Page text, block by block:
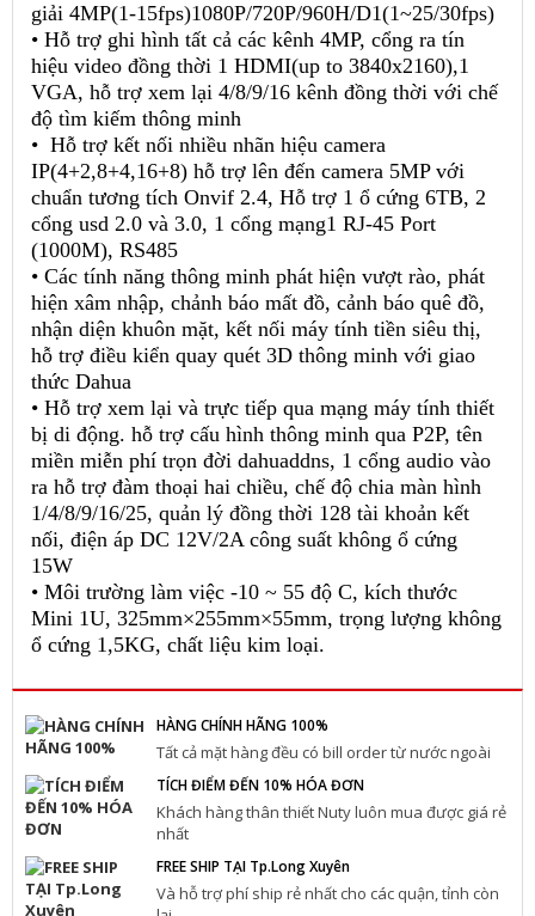
giải 4MP(1-15fps)1080P/720P/960H/D1(1~25/30fps)
• Hỗ trợ ghi hình tất cả các kênh 4MP, cổng ra tín
hiệu video đồng thời 1 HDMI(up to 3840x2160),1
VGA, hỗ trợ xem lại 4/8/9/16 kênh đồng thời với chế
độ tìm kiếm thông minh
• Hỗ trợ kết nối nhiều nhãn hiệu camera
IP(4+2,8+4,16+8) hỗ trợ lên đến camera 5MP với
chuẩn tương tích Onvif 2.4, Hỗ trợ 1 ổ cứng 6TB, 2
cổng usd 2.0 và 3.0, 1 cổng mạng1 RJ-45 Port
(1000M), RS485
• Các tính năng thông minh phát hiện vượt rào, phát
hiện xâm nhập, chảnh báo mất đồ, cảnh báo quê đồ,
nhận diện khuôn mặt, kết nối máy tính tiền siêu thị,
hỗ trợ điều kiển quay quét 3D thông minh với giao
thức Dahua
• Hỗ trợ xem lại và trực tiếp qua mạng máy tính thiết
bị di động. hỗ trợ cấu hình thông minh qua P2P, tên
miền miễn phí trọn đời dahuaddns, 1 cổng audio vào
ra hỗ trợ đàm thoại hai chiều, chế độ chia màn hình
1/4/8/9/16/25, quản lý đồng thời 128 tài khoản kết
nối, điện áp DC 12V/2A công suất không ổ cứng
15W
• Môi trường làm việc -10 ~ 55 độ C, kích thước
Mini 1U, 325mm×255mm×55mm, trọng lượng không
ổ cứng 1,5KG, chất liệu kim loại.
HÀNG CHÍNH HÃNG 100%
Tất cả mặt hàng đều có bill order từ nước ngoài
TÍCH ĐIỂM ĐẾN 10% HÓA ĐƠN
Khách hàng thân thiết Nuty luôn mua được giá rẻ
nhất
FREE SHIP TẠI Tp.Long Xuyên
Và hỗ trợ phí ship rẻ nhất cho các quận, tỉnh còn